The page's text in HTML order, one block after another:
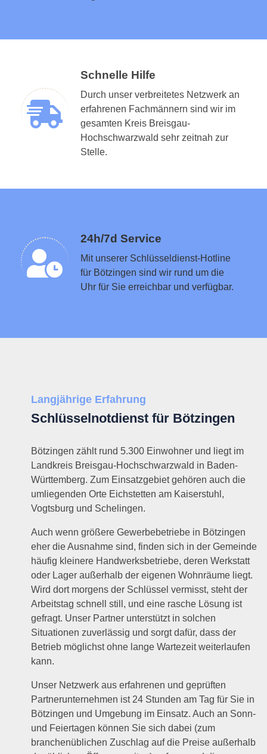
Schnelle Hilfe
Durch unser verbreitetes Netzwerk an
erfahrenen Fachmännern sind wir im
gesamten Kreis Breisgau-
Hochschwarzwald sehr zeitnah zur
Stelle.
24h/7d Service
Mit unserer Schlüsseldienst-Hotline
für Bötzingen sind wir rund um die
Uhr für Sie erreichbar und verfügbar.
Schlüsseldienst in der Nähe vermitteln
Langjährige Erfahrung
Schlüsselnotdienst für Bötzingen
Bötzingen zählt rund 5.300 Einwohner und liegt im
Landkreis Breisgau-Hochschwarzwald in Baden-
Württemberg. Zum Einsatzgebiet gehören auch die
umliegenden Orte Eichstetten am Kaiserstuhl,
Vogtsburg und Schelingen.
Auch wenn größere Gewerbebetriebe in Bötzingen
eher die Ausnahme sind, finden sich in der Gemeinde
häufig kleinere Handwerksbetriebe, deren Werkstatt
oder Lager außerhalb der eigenen Wohnräume liegt.
Wird dort morgens der Schlüssel vermisst, steht der
Arbeitstag schnell still, und eine rasche Lösung ist
gefragt. Unser Partner unterstützt in solchen
Situationen zuverlässig und sorgt dafür, dass der
Betrieb möglichst ohne lange Wartezeit weiterlaufen
kann.
Unser Netzwerk aus erfahrenen und geprüften
Partnerunternehmen ist 24 Stunden am Tag für Sie in
Bötzingen und Umgebung im Einsatz. Auch an Sonn-
und Feiertagen können Sie sich dabei (zum
branchenüblichen Zuschlag auf die Preise außerhalb